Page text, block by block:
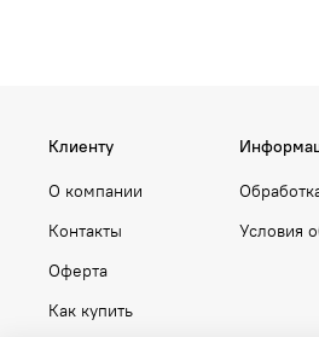
Клиенту
О компании
Контакты
Оферта
Как купить
Условия